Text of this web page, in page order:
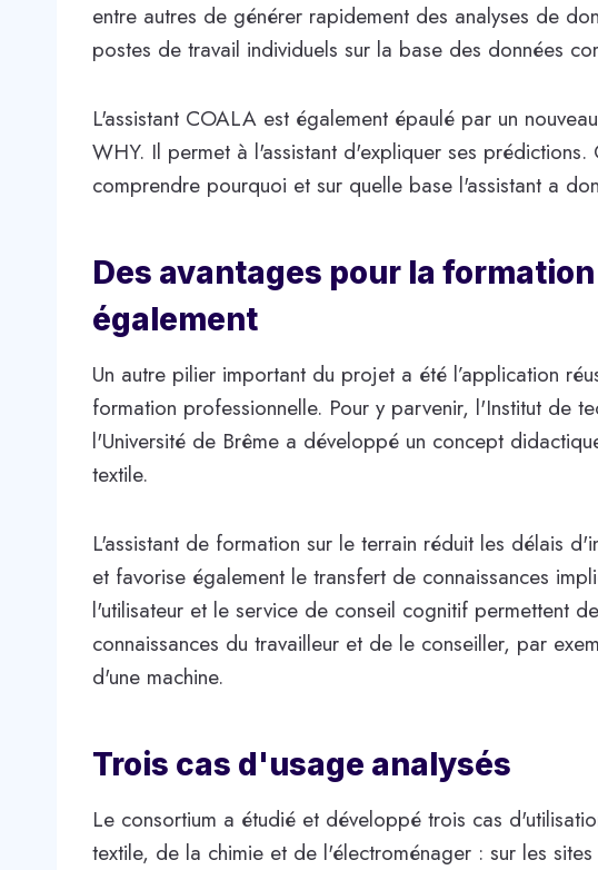
entre autres de générer rapidement des analyses de
postes de travail individuels sur la base des données
L'assistant COALA est également épaulé par un
WHY. Il permet à l'assistant d'expliquer ses prédictions.
comprendre pourquoi et sur quelle base l'assistant a
Des avantages pour la
également
Un autre pilier important du projet a été l’application
formation professionnelle. Pour y parvenir, l'Institut de
l'Université de Brême a développé un concept
textile.
L'assistant de formation sur le terrain réduit les délais
et favorise également le transfert de connaissances
l'utilisateur et le service de conseil cognitif permettent
connaissances du travailleur et de le conseiller, par
d'une machine.
Trois cas d'usage analysés
Le consortium a étudié et développé trois cas
textile, de la chimie et de l'électroménager : sur les